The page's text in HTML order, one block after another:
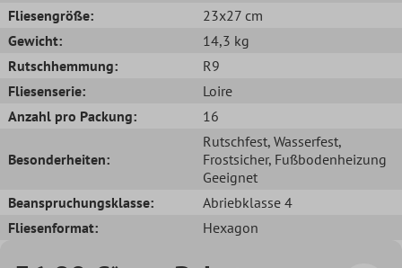
Fliesengröße:
23x27 cm
Gewicht:
14,3 kg
Rutschhemmung:
R9
Fliesenserie:
Loire
Anzahl pro Packung:
16
Besonderheiten:
Rutschfest, Wasserfest,
Frostsicher, Fußbodenheizung
Geeignet
Beanspruchungsklasse:
Abriebklasse 4
Fliesenformat:
Hexagon